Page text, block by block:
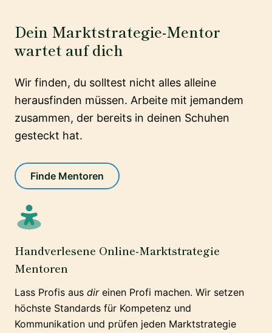
Dein Marktstrategie-Mentor
wartet auf dich
Wir finden, du solltest nicht alles alleine
herausfinden müssen. Arbeite mit jemandem
zusammen, der bereits in deinen Schuhen
gesteckt hat.
Finde Mentoren
Handverlesene Online-Marktstrategie
Mentoren
Lass Profis aus direinen Profi machen. Wir setzen
höchste Standards für Kompetenz und
Kommunikation und prüfen jeden Marktstrategie